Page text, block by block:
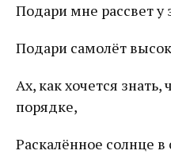
Подари мне рассвет у
Подари самолёт
Ах, как хочется знать,
порядке,
Раскалённое солнце в